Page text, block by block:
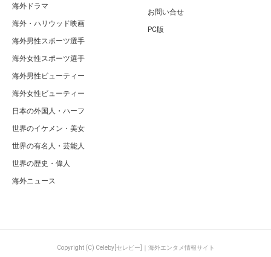
海外ドラマ
海外・ハリウッド映画
海外男性スポーツ選手
海外女性スポーツ選手
海外男性ビューティー
海外女性ビューティー
日本の外国人・ハーフ
世界のイケメン・美女
世界の有名人・芸能人
世界の歴史・偉人
海外ニュース
お問い合せ
PC版
Copyright (C) Celeby[セレビー]｜海外エンタメ情報サイト